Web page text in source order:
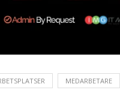
MEDARBETARE